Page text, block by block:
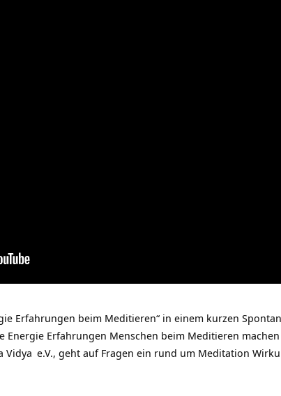
Erfahrungen beim Meditieren“ in einem kurzen
Energie Erfahrungen Menschen beim Meditieren
Vidya e.V., geht auf Fragen ein rund um Meditation